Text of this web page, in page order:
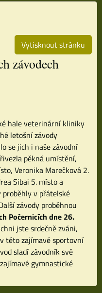
Vytisknout stránku
závodech
hale veterinární kliniky
letošní závody
se jich i naše závodní
pěkná umístění,
Veronika Marečková 2.
Sibai 5. místo a
proběhly v přátelské
závody proběhnou
Počernicích dne 26.
jste srdečně zváni,
této zajímavé sportovní
sladí závodník své
gymnastické